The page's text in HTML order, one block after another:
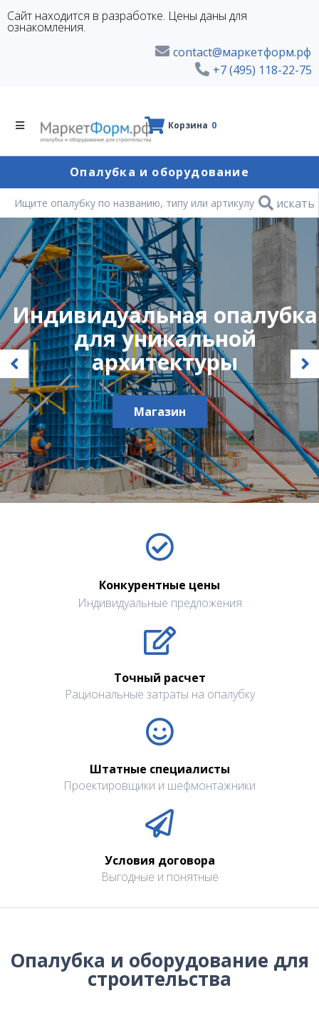
Сайт находится в разработке. Цены даны для
ознакомления.
contact@маркетформ.рф
+7 (495) 118-22-75
Корзина 0
Опалубка и оборудование
искать
Индивидуальная опалубка
для уникальной
архитектуры
Магазин
Конкурентные цены
Индивидуальные предложения
Точный расчет
Рациональные затраты на опалубку
Штатные специалисты
Проектировщики и шефмонтажники
Условия договора
Выгодные и понятные
Опалубка и оборудование для
строительства